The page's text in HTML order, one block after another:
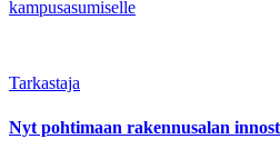
kampusasumiselle
Tarkastaja
Nyt pohtimaan rakennusalan